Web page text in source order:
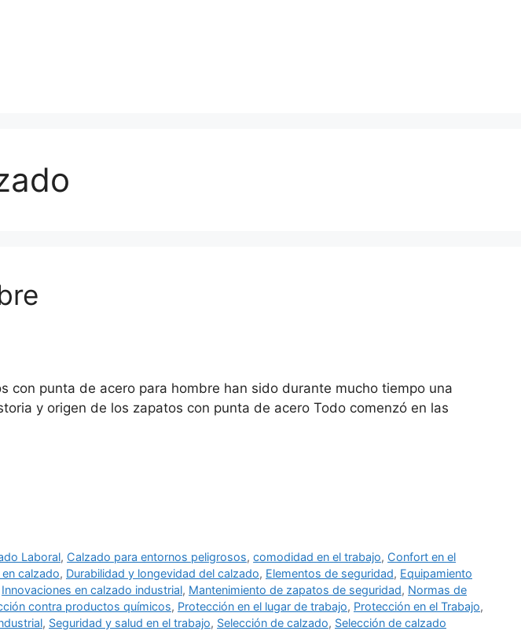
con punta de acero para hombre han sido durante mucho tiempo una
y origen de los zapatos con punta de acero Todo comenzó en las
Laboral, Calzado para entornos peligrosos,comodidad en el trabajo, Confort en el
calzado, Durabilidad y longevidad del calzado, Elementos de seguridad, Equipamiento
Innovaciones en calzado industrial, Mantenimiento de zapatos de seguridad, Normas de
contra productos químicos, Protección en el lugar de trabajo, Protección en el Trabajo,
, Seguridad y salud en el trabajo, Selección de calzado, Selección de calzado